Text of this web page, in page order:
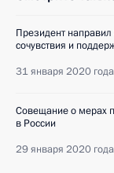
Президент
сочувствия и
31 января 2020 года
Совещание о мерах
в России
29 января 2020 года